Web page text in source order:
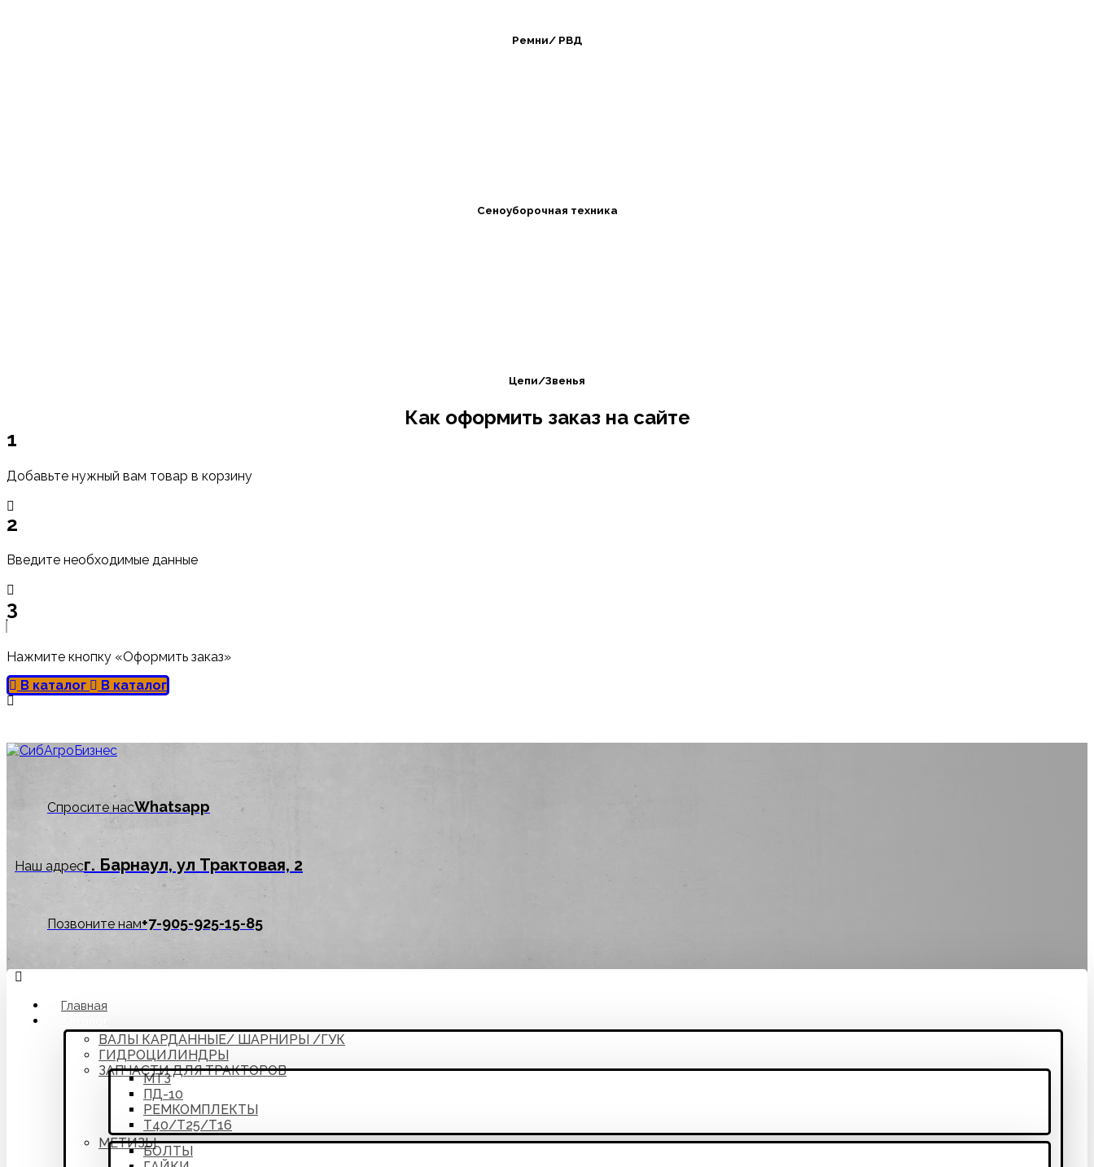
Ремни/ РВД
Сеноуборочная техника
Цепи/Звенья
Как оформить заказ на сайте
1
Добавьте нужный вам товар в корзину
2
Введите необходимые данные
3
Нажмите кнопку «Оформить заказ»
В каталог
В каталог
Спросите насWhatsapp
Наш адресг. Барнаул, ул Трактовая, 2
Позвоните нам‪+7-905-925-15-85
Главная
ВАЛЫ КАРДАННЫЕ/ ШАРНИРЫ /ГУК
ГИДРОЦИЛИНДРЫ
ЗАПЧАСТИ ДЛЯ ТРАКТОРОВ
МТЗ
ПД-10
РЕМКОМПЛЕКТЫ
Т40/Т25/Т16
МЕТИЗЫ
БОЛТЫ